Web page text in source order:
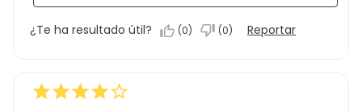
¿Te ha resultado útil? (0) (0) Reportar